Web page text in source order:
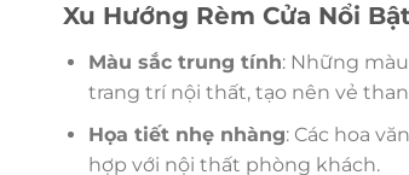
Xu Hướng Rèm Cửa Nổi
Màu sắc trung tính: Những
trang trí nội thất, tạo nên vẻ
Họa tiết nhẹ nhàng: Các hoa
hợp với nội thất phòng khách.